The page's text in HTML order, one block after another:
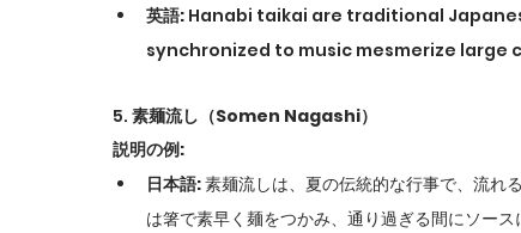
英語: Hanabi taikai are traditional
synchronized to music mesmerize
5. 素麺流し（Somen Nagashi）
説明の例:
日本語: 素麺流しは、夏の伝統的な行事で、流れ
は箸で素早く麺をつかみ、通り過ぎる間にソース